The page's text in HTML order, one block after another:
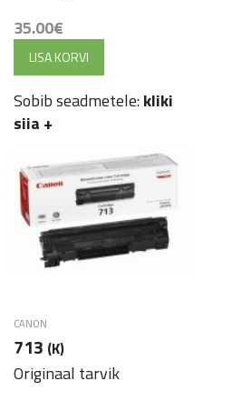
35.00€
LISA KORVI
Sobib seadmetele:kliki
siia +
CANON
713 (K)
Originaal tarvik